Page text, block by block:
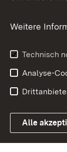
Weitere
Technisch
Analyse-
Alle